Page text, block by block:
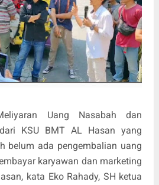
Uang Nasabah dan
KSU BMT AL Hasan yang
belum ada pengembalian uang
karyawan dan marketing
kata Eko Rahady, SH ketua